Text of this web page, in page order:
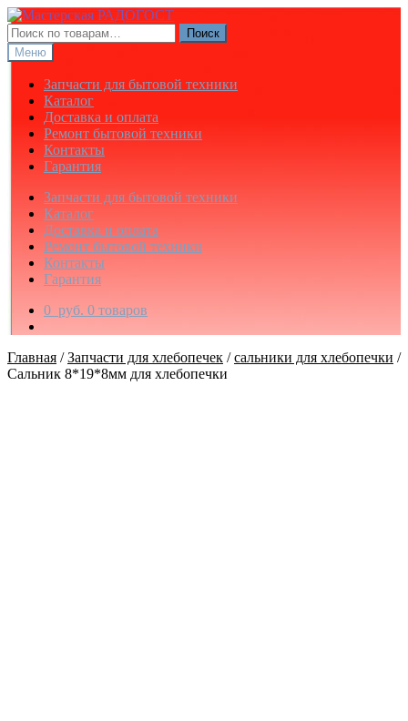
Перейти
к
навигации
Перейти
к
содержимому
Искать:
Поиск
Меню
Запчасти для бытовой техники
Каталог
Доставка и оплата
Ремонт бытовой техники
Контакты
Гарантия
Запчасти для бытовой техники
Каталог
Доставка и оплата
Ремонт бытовой техники
Контакты
Гарантия
0 руб. 0 товаров
Главная /Запчасти для хлебопечек /сальники для хлебопечки /
Сальник 8*19*8мм для хлебопечки